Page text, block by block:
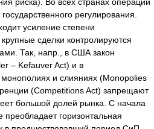
регулирования.
усиление степени
сделки контролируются
Так, напр., в США закон
– Kefauver Act) и в
и слияниях (Monopolies
(Competitions Act) запрещают
большой долей рынка. С начала
преобладает горизонтальная